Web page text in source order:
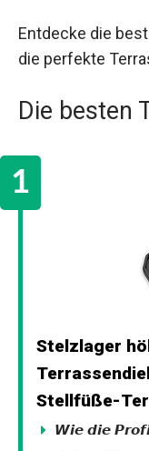
Entdecke die
die perfekte
Die besten
Stelzlager
Stellfüße-
𝙒𝙞𝙚 𝙙𝙞𝙚